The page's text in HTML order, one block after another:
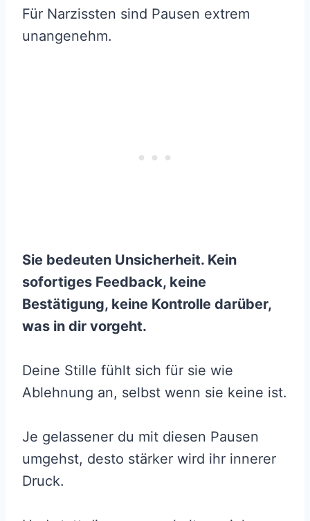
Für Narzissten sind Pausen extrem
unangenehm.
Sie bedeuten Unsicherheit. Kein
sofortiges Feedback, keine
Bestätigung, keine Kontrolle darüber,
was in dir vorgeht.
Deine Stille fühlt sich für sie wie
Ablehnung an, selbst wenn sie keine ist.
Je gelassener du mit diesen Pausen
umgehst, desto stärker wird ihr innerer
Druck.